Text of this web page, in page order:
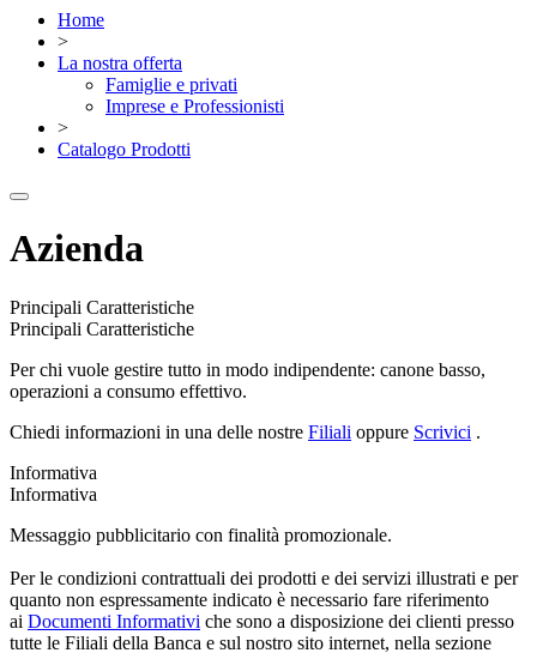
Home
>
La nostra offerta
Famiglie e privati
Imprese e Professionisti
>
Catalogo Prodotti
Azienda
Principali Caratteristiche
Principali Caratteristiche
Per chi vuole gestire tutto in modo indipendente: canone basso,
operazioni a consumo effettivo.
Chiedi informazioni in una delle nostre Filiali oppure Scrivici .
Informativa
Informativa
Messaggio pubblicitario con finalità promozionale.
Per le condizioni contrattuali dei prodotti e dei servizi illustrati e per
quanto non espressamente indicato è necessario fare riferimento
ai Documenti Informativi che sono a disposizione dei clienti presso
tutte le Filiali della Banca e sul nostro sito internet, nella sezione